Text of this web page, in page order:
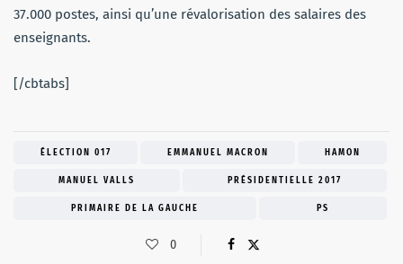
37.000 postes, ainsi qu’une révalorisation des salaires des
enseignants.
[/cbtabs]
ÉLECTION 017 EMMANUEL MACRON HAMON
MANUEL VALLS PRÉSIDENTIELLE 2017
PRIMAIRE DE LA GAUCHE PS
0